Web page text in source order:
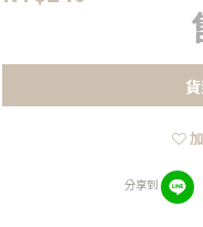
分享到